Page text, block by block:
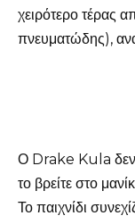
χειρότερο τέρας
πνευματώδης),
Ο Drake Kula δεν
το βρείτε στο
Το παιχνίδι